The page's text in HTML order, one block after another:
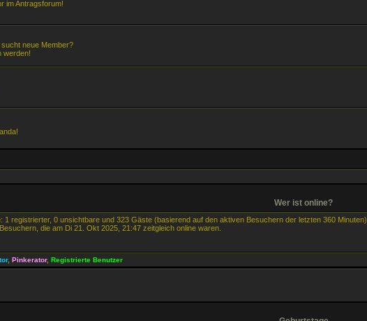
im Antragsforum!
neue Member?
werden!
Wer ist online?
1 registrierter, 0 unsichtbare und 323 Gäste (basierend auf den aktiven Besuchern der letzten 360 Minuten)
Besuchern, die am Di 21. Okt 2025, 21:47 zeitgleich online waren.
, Pinkerator, Registrierte Benutzer